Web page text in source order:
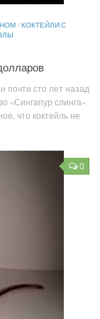
/КОКТЕЙЛИ С
почти сто лет назад
«Сингапур слинга».
что коктейль не
0